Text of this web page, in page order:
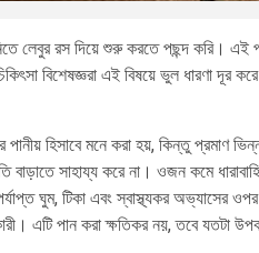
লেবুর রস দিয়ে শুরু করতে পছন্দ করি। এই
বিশেষজ্ঞরা এই বিষয়ে ভুল ধারণা দূর
হিসাবে মনে করা হয়, কিন্তু প্রমাণ
বাড়াতে সাহায্য করে না। ওজন কমে
ঘুম, টিকা এবং স্বাস্থ্যকর অভ্যাসের
এটি পান করা ক্ষতিকর নয়, তবে যতটা